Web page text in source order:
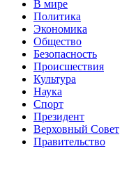
В мире
Политика
Экономика
Общество
Безопасность
Происшествия
Культура
Наука
Спорт
Президент
Верховный Совет
Правительство